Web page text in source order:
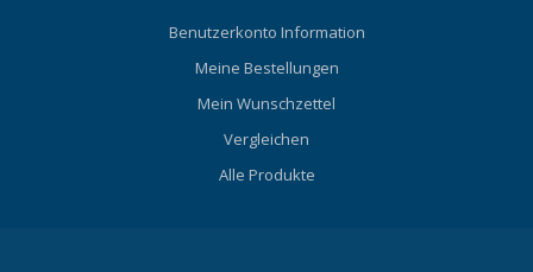
Benutzerkonto Information
Meine Bestellungen
Mein Wunschzettel
Vergleichen
Alle Produkte